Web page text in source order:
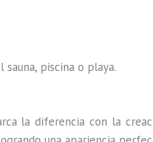
piscina o playa.
la diferencia con la